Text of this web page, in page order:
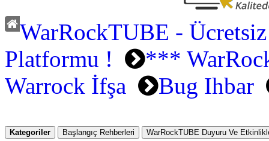
WarRockTUBE -
Platformu !
***
Warrock İfşa
Bug Ihbar
Kategoriler Başlangıç Rehberleri WarRockTUBE Duyuru Ve